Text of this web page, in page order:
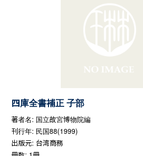
四庫全書補正 子部
著者名: 国立故宮博物院編
刊行年: 民国88(1999)
出版元: 台湾商務